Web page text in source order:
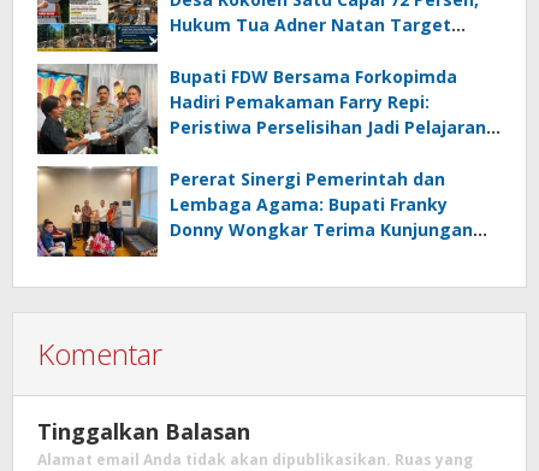
Hukum Tua Adner Natan Target
Bupati FDW Bersama Forkopimda
Hadiri Pemakaman Farry Repi:
Peristiwa Perselisihan Jadi Pelajaran,
Diutamakan
Pererat Sinergi Pemerintah dan
Lembaga Agama: Bupati Franky
Donny Wongkar Terima Kunjungan
Komentar
Tinggalkan Balasan
Alamat email Anda tidak akan dipublikasikan. Ruas yang